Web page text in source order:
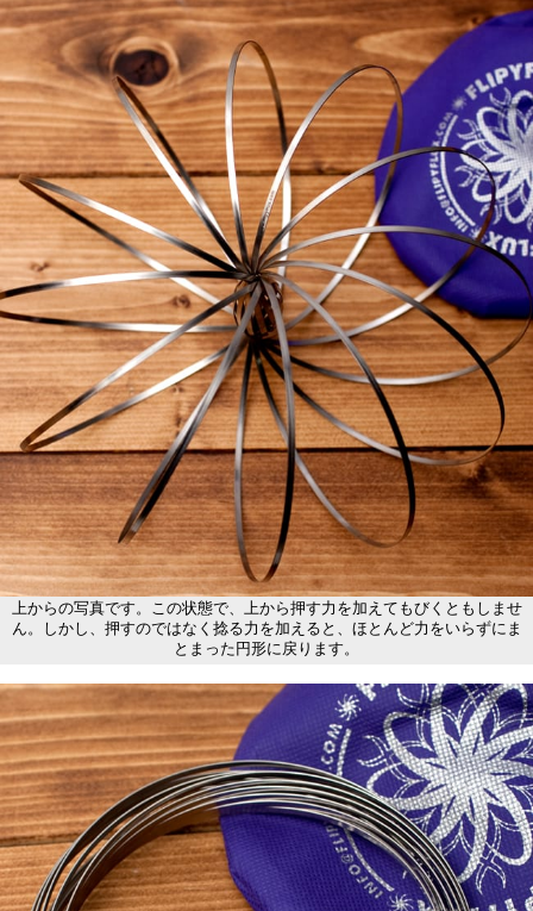
上からの写真です。この状態で、上から押す力を加えてもびくともしませ
ん。しかし、押すのではなく捻る力を加えると、ほとんど力をいらずにま
とまった円形に戻ります。